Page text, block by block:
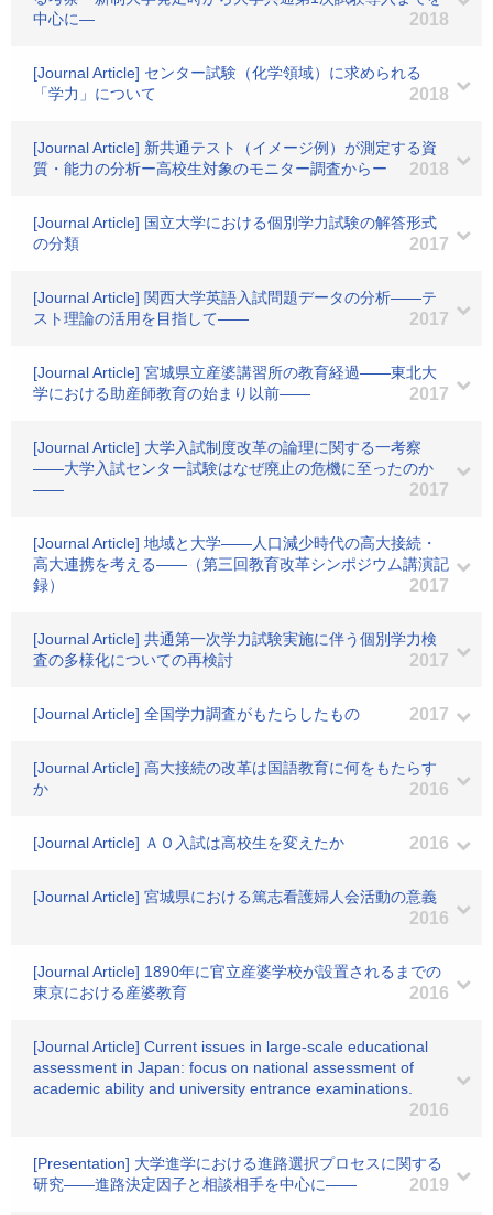
中心に―
2018
[Journal Article] センター試験（化学領域）に求められる
「学力」について
2018
[Journal Article] 新共通テスト（イメージ例）が測定する資
質・能力の分析ー高校生対象のモニター調査からー
2018
[Journal Article] 国立大学における個別学力試験の解答形式
の分類
2017
[Journal Article] 関西大学英語入試問題データの分析――テ
スト理論の活用を目指して――
2017
[Journal Article] 宮城県立産婆講習所の教育経過――東北大
学における助産師教育の始まり以前――
2017
[Journal Article] 大学入試制度改革の論理に関する一考察
――大学入試センター試験はなぜ廃止の危機に至ったのか
――
2017
[Journal Article] 地域と大学――人口減少時代の高大接続・
高大連携を考える――（第三回教育改革シンポジウム講演記
録）
2017
[Journal Article] 共通第一次学力試験実施に伴う個別学力検
査の多様化についての再検討
2017
[Journal Article] 全国学力調査がもたらしたもの 2017
[Journal Article] 高大接続の改革は国語教育に何をもたらす
か
2016
[Journal Article] ＡＯ入試は高校生を変えたか 2016
[Journal Article] 宮城県における篤志看護婦人会活動の意義
2016
[Journal Article] 1890年に官立産婆学校が設置されるまでの
東京における産婆教育
2016
[Journal Article] Current issues in large-scale educational
assessment in Japan: focus on national assessment of
academic ability and university entrance examinations.
2016
[Presentation] 大学進学における進路選択プロセスに関する
研究――進路決定因子と相談相手を中心に――
2019